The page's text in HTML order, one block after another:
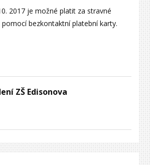
2017 je možné platit za stravné
bezkontaktní platební karty.
ZŠ Edisonova